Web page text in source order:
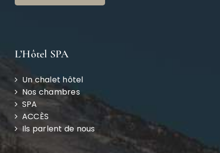
L’Hôtel SPA
Un chalet hôtel
Nos chambres
SPA
ACCÈS
Ils parlent de nous